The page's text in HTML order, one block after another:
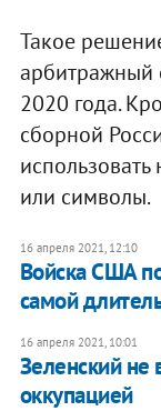
Такое
арбитражный
2020 года.
сборной
или символы.
16 апреля 2021, 12:10
Войска США
самой
16 апреля 2021, 10:01
​Зеленский
оккупацией